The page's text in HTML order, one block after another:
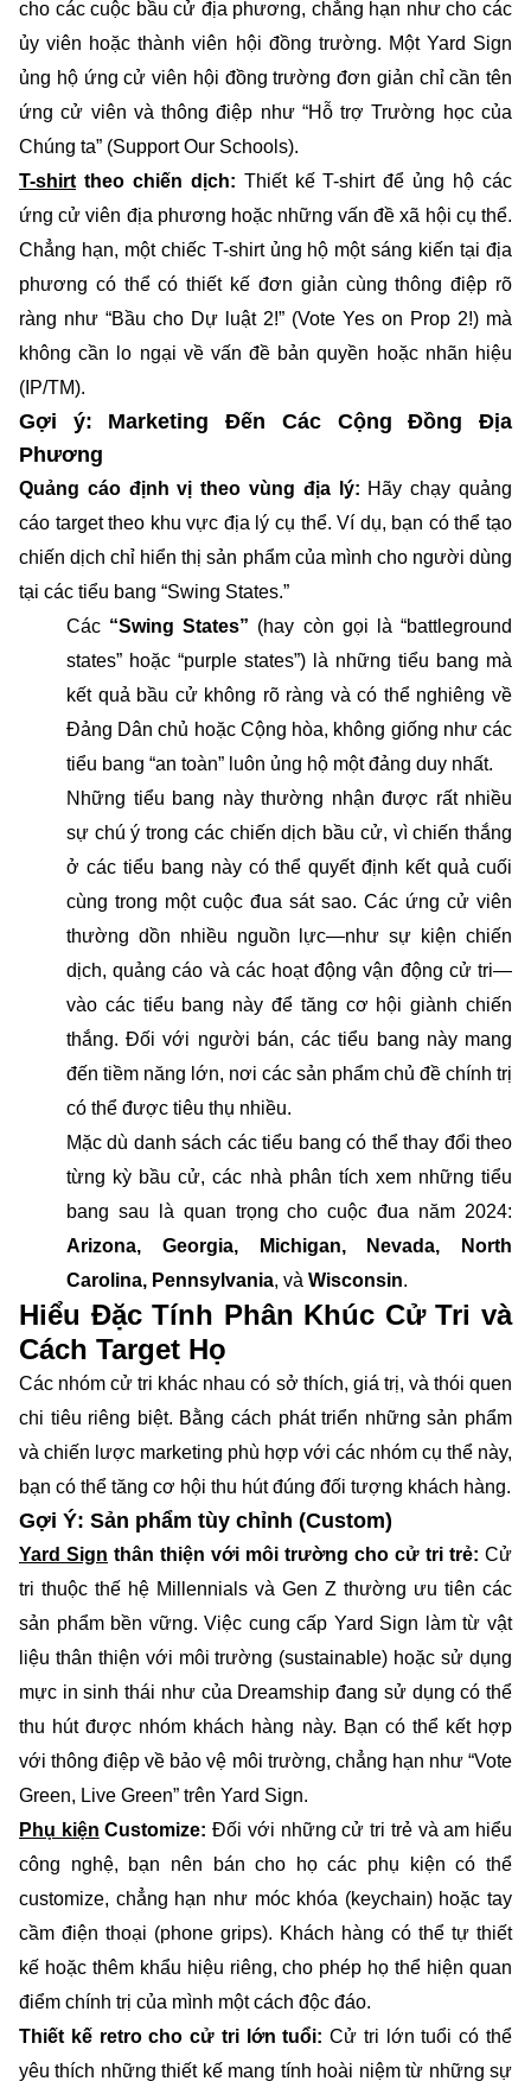
cho các cuộc bầu cử địa phương, chẳng hạn như cho các
ủy viên hoặc thành viên hội đồng trường. Một Yard Sign
ủng hộ ứng cử viên hội đồng trường đơn giản chỉ cần tên
ứng cử viên và thông điệp như “Hỗ trợ Trường học của
Chúng ta” (Support Our Schools).
T-shirt theo chiến dịch: Thiết kế T-shirt để ủng hộ các
ứng cử viên địa phương hoặc những vấn đề xã hội cụ thể.
Chẳng hạn, một chiếc T-shirt ủng hộ một sáng kiến tại địa
phương có thể có thiết kế đơn giản cùng thông điệp rõ
ràng như “Bầu cho Dự luật 2!” (Vote Yes on Prop 2!) mà
không cần lo ngại về vấn đề bản quyền hoặc nhãn hiệu
(IP/TM).
Gợi ý: Marketing Đến Các Cộng Đồng Địa
Phương
Quảng cáo định vị theo vùng địa lý: Hãy chạy quảng
cáo target theo khu vực địa lý cụ thể. Ví dụ, bạn có thể tạo
chiến dịch chỉ hiển thị sản phẩm của mình cho người dùng
tại các tiểu bang “Swing States.”
Các “Swing States” (hay còn gọi là “battleground
states” hoặc “purple states”) là những tiểu bang mà
kết quả bầu cử không rõ ràng và có thể nghiêng về
Đảng Dân chủ hoặc Cộng hòa, không giống như các
tiểu bang “an toàn” luôn ủng hộ một đảng duy nhất.
Những tiểu bang này thường nhận được rất nhiều
sự chú ý trong các chiến dịch bầu cử, vì chiến thắng
ở các tiểu bang này có thể quyết định kết quả cuối
cùng trong một cuộc đua sát sao. Các ứng cử viên
thường dồn nhiều nguồn lực—như sự kiện chiến
dịch, quảng cáo và các hoạt động vận động cử tri—
vào các tiểu bang này để tăng cơ hội giành chiến
thắng. Đối với người bán, các tiểu bang này mang
đến tiềm năng lớn, nơi các sản phẩm chủ đề chính trị
có thể được tiêu thụ nhiều.
Mặc dù danh sách các tiểu bang có thể thay đổi theo
từng kỳ bầu cử, các nhà phân tích xem những tiểu
bang sau là quan trọng cho cuộc đua năm 2024:
Arizona, Georgia, Michigan, Nevada, North
Carolina, Pennsylvania, và Wisconsin.
Hiểu Đặc Tính Phân Khúc Cử Tri và
Cách Target Họ
Các nhóm cử tri khác nhau có sở thích, giá trị, và thói quen
chi tiêu riêng biệt. Bằng cách phát triển những sản phẩm
và chiến lược marketing phù hợp với các nhóm cụ thể này,
bạn có thể tăng cơ hội thu hút đúng đối tượng khách hàng.
Gợi Ý: Sản phẩm tùy chỉnh (Custom)
Yard Sign thân thiện với môi trường cho cử tri trẻ: Cử
tri thuộc thế hệ Millennials và Gen Z thường ưu tiên các
sản phẩm bền vững. Việc cung cấp Yard Sign làm từ vật
liệu thân thiện với môi trường (sustainable) hoặc sử dụng
mực in sinh thái như của Dreamship đang sử dụng có thể
thu hút được nhóm khách hàng này. Bạn có thể kết hợp
với thông điệp về bảo vệ môi trường, chẳng hạn như “Vote
Green, Live Green” trên Yard Sign.
Phụ kiện Customize: Đối với những cử tri trẻ và am hiểu
công nghệ, bạn nên bán cho họ các phụ kiện có thể
customize, chẳng hạn như móc khóa (keychain) hoặc tay
cầm điện thoại (phone grips). Khách hàng có thể tự thiết
kế hoặc thêm khẩu hiệu riêng, cho phép họ thể hiện quan
điểm chính trị của mình một cách độc đáo.
Thiết kế retro cho cử tri lớn tuổi: Cử tri lớn tuổi có thể
yêu thích những thiết kế mang tính hoài niệm từ những sự